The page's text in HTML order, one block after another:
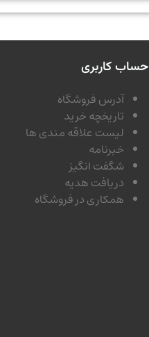
حساب کاربری
آدرس فروشگاه
تاریخچه خرید
لیست علاقه مندی ها
خبرنامه
شگفت انگیز
دریافت هدیه
همکاری در فروشگاه